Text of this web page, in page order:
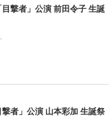
撃者」公演 前田令子 生誕
者」公演 山本彩加 生誕祭